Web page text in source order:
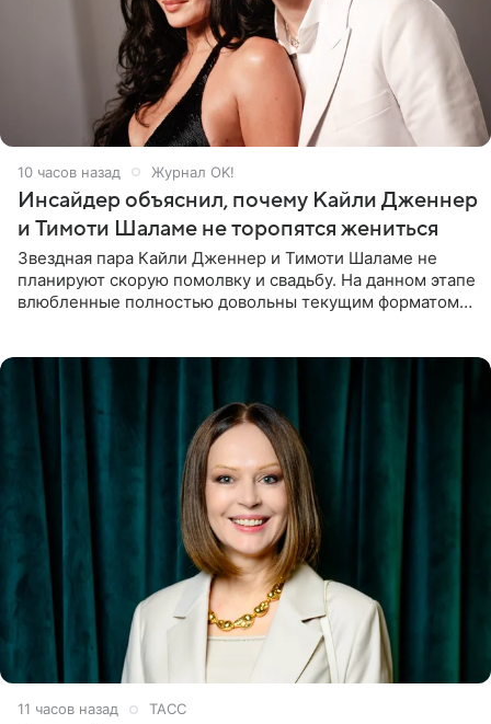
10 часов назад Журнал OK!
Инсайдер объяснил, почему Кайли Дженнер
и Тимоти Шаламе не торопятся жениться
Звездная пара Кайли Дженнер и Тимоти Шаламе не
планируют скорую помолвку и свадьбу. На данном этапе
влюбленные полностью довольны текущим форматом
11 часов назад ТАСС